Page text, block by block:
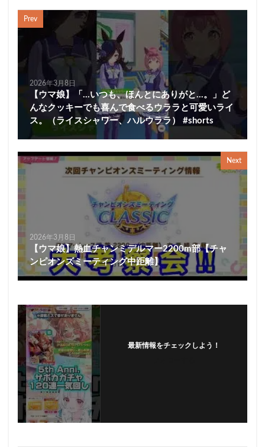
Prev
2026年3月8日
【ウマ娘】「…いつも、ほんとにありがと…。」ど
んなクッキーでも喜んで食べるウララと可愛いライ
ス。（ライスシャワー、ハルウララ） #shorts
Next
2026年3月8日
【ウマ娘】熱血チャンミデルマー2200m部【チャ
ンピオンズミーティング中距離】
最新情報をチェックしよう！